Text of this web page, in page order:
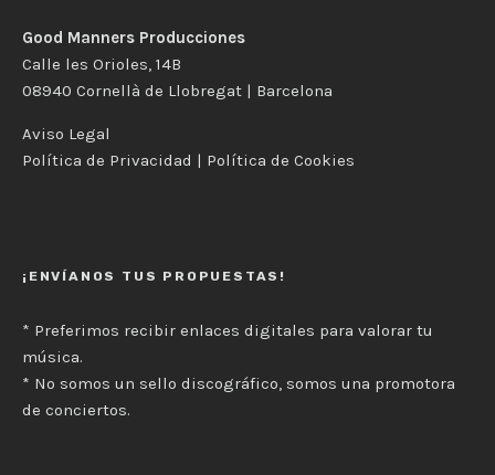
Good Manners Producciones
Calle les Orioles, 14B
08940 Cornellà de Llobregat | Barcelona
Aviso Legal
Política de Privacidad | Política de Cookies
¡ENVÍANOS TUS PROPUESTAS!
* Preferimos recibir enlaces digitales para valorar tu
música.
* No somos un sello discográfico, somos una promotora
de conciertos.